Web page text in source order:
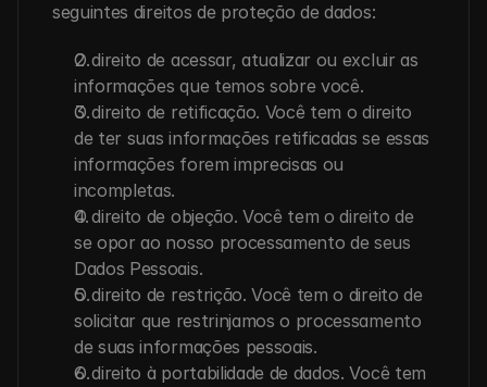
seguintes direitos de proteção de dados:
O direito de acessar, atualizar ou excluir as
informações que temos sobre você.
O direito de retificação. Você tem o direito
de ter suas informações retificadas se essas
informações forem imprecisas ou
incompletas.
O direito de objeção. Você tem o direito de
se opor ao nosso processamento de seus
Dados Pessoais.
O direito de restrição. Você tem o direito de
solicitar que restrinjamos o processamento
de suas informações pessoais.
O direito à portabilidade de dados. Você tem